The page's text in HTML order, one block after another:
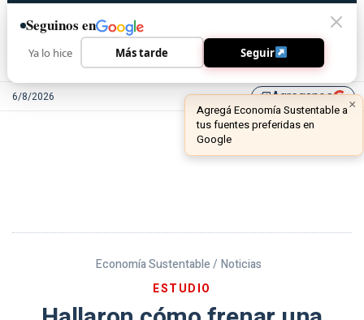
6/8/2026 library_addAgreganos
Economía Sustentable / Noticias
ESTUDIO
Seguinos en
Ya lo hice Más tarde Seguir